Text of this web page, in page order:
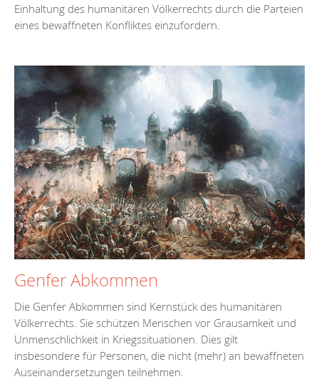
Einhaltung des humanitären Völkerrechts durch die Parteien
eines bewaffneten Konfliktes einzufordern.
Genfer Abkommen
Die Genfer Abkommen sind Kernstück des humanitären
Völkerrechts. Sie schützen Menschen vor Grausamkeit und
Unmenschlichkeit in Kriegssituationen. Dies gilt
insbesondere für Personen, die nicht (mehr) an bewaffneten
Auseinandersetzungen teilnehmen.